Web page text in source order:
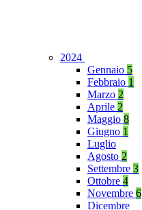
2024
Gennaio 5
Febbraio 1
Marzo 2
Aprile 2
Maggio 8
Giugno 1
Luglio
Agosto 2
Settembre 3
Ottobre 4
Novembre 6
Dicembre